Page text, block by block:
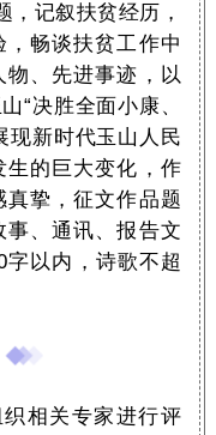
，记叙扶贫经历，
畅谈扶贫工作中
、先进事迹，以
“决胜全面小康、
现新时代玉山人民
生的巨大变化，作
挚，征文作品题
、通讯、报告文
字以内，诗歌不超
相关专家进行评